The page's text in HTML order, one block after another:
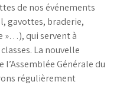
de nos événements
gavottes, braderie,
»…), qui servent à
La nouvelle
l’Assemblée Générale du
régulièrement